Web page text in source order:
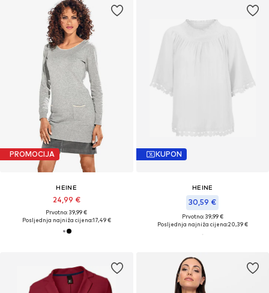
PROMOCIJA
HEINE
24,99 €
Prvotno: 39,99 €
Posljednja najniža cijena:17,49 €
KUPON
HEINE
30,59 €
Prvotno: 39,99 €
Posljednja najniža cijena:20,39 €